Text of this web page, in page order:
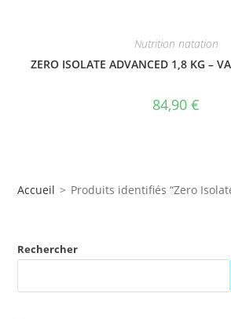
Nutrition natation
ZERO ISOLATE ADVANCED 1,8 KG –
84,90 €
Accueil > Produits identifiés “Zero
Rechercher